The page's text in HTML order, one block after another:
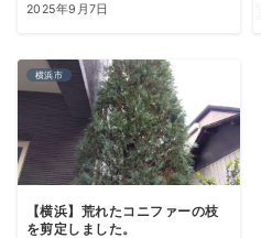
2025年9月7日
横浜市
【横浜】荒れたコニファーの枝
を剪定しました。